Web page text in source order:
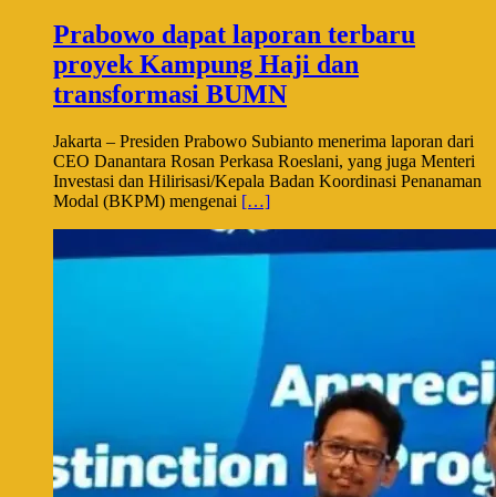
Prabowo dapat laporan terbaru
proyek Kampung Haji dan
transformasi BUMN
Jakarta – Presiden Prabowo Subianto menerima laporan dari
CEO Danantara Rosan Perkasa Roeslani, yang juga Menteri
Investasi dan Hilirisasi/Kepala Badan Koordinasi Penanaman
Modal (BKPM) mengenai […]